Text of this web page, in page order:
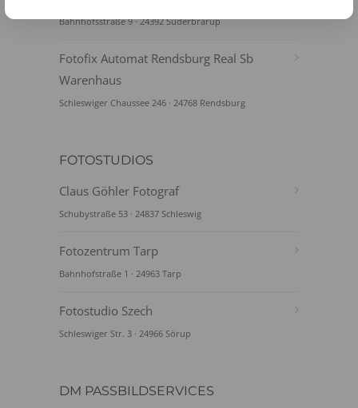
Bahnhofsstraße 9 · 24392 Süderbrarup
Fotofix Automat Rendsburg Real Sb
Warenhaus
Schleswiger Chaussee 246 · 24768 Rendsburg
FOTOSTUDIOS
Claus Göhler Fotograf
Schubystraße 53 · 24837 Schleswig
Fotozentrum Tarp
Bahnhofstraße 1 · 24963 Tarp
Fotostudio Szech
Schleswiger Str. 3 · 24966 Sörup
DM PASSBILDSERVICES